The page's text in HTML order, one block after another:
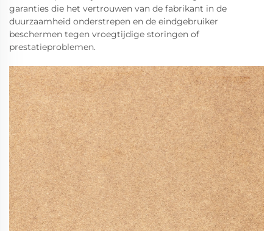
garanties die het vertrouwen van de fabrikant in de
duurzaamheid onderstrepen en de eindgebruiker
beschermen tegen vroegtijdige storingen of
prestatieproblemen.